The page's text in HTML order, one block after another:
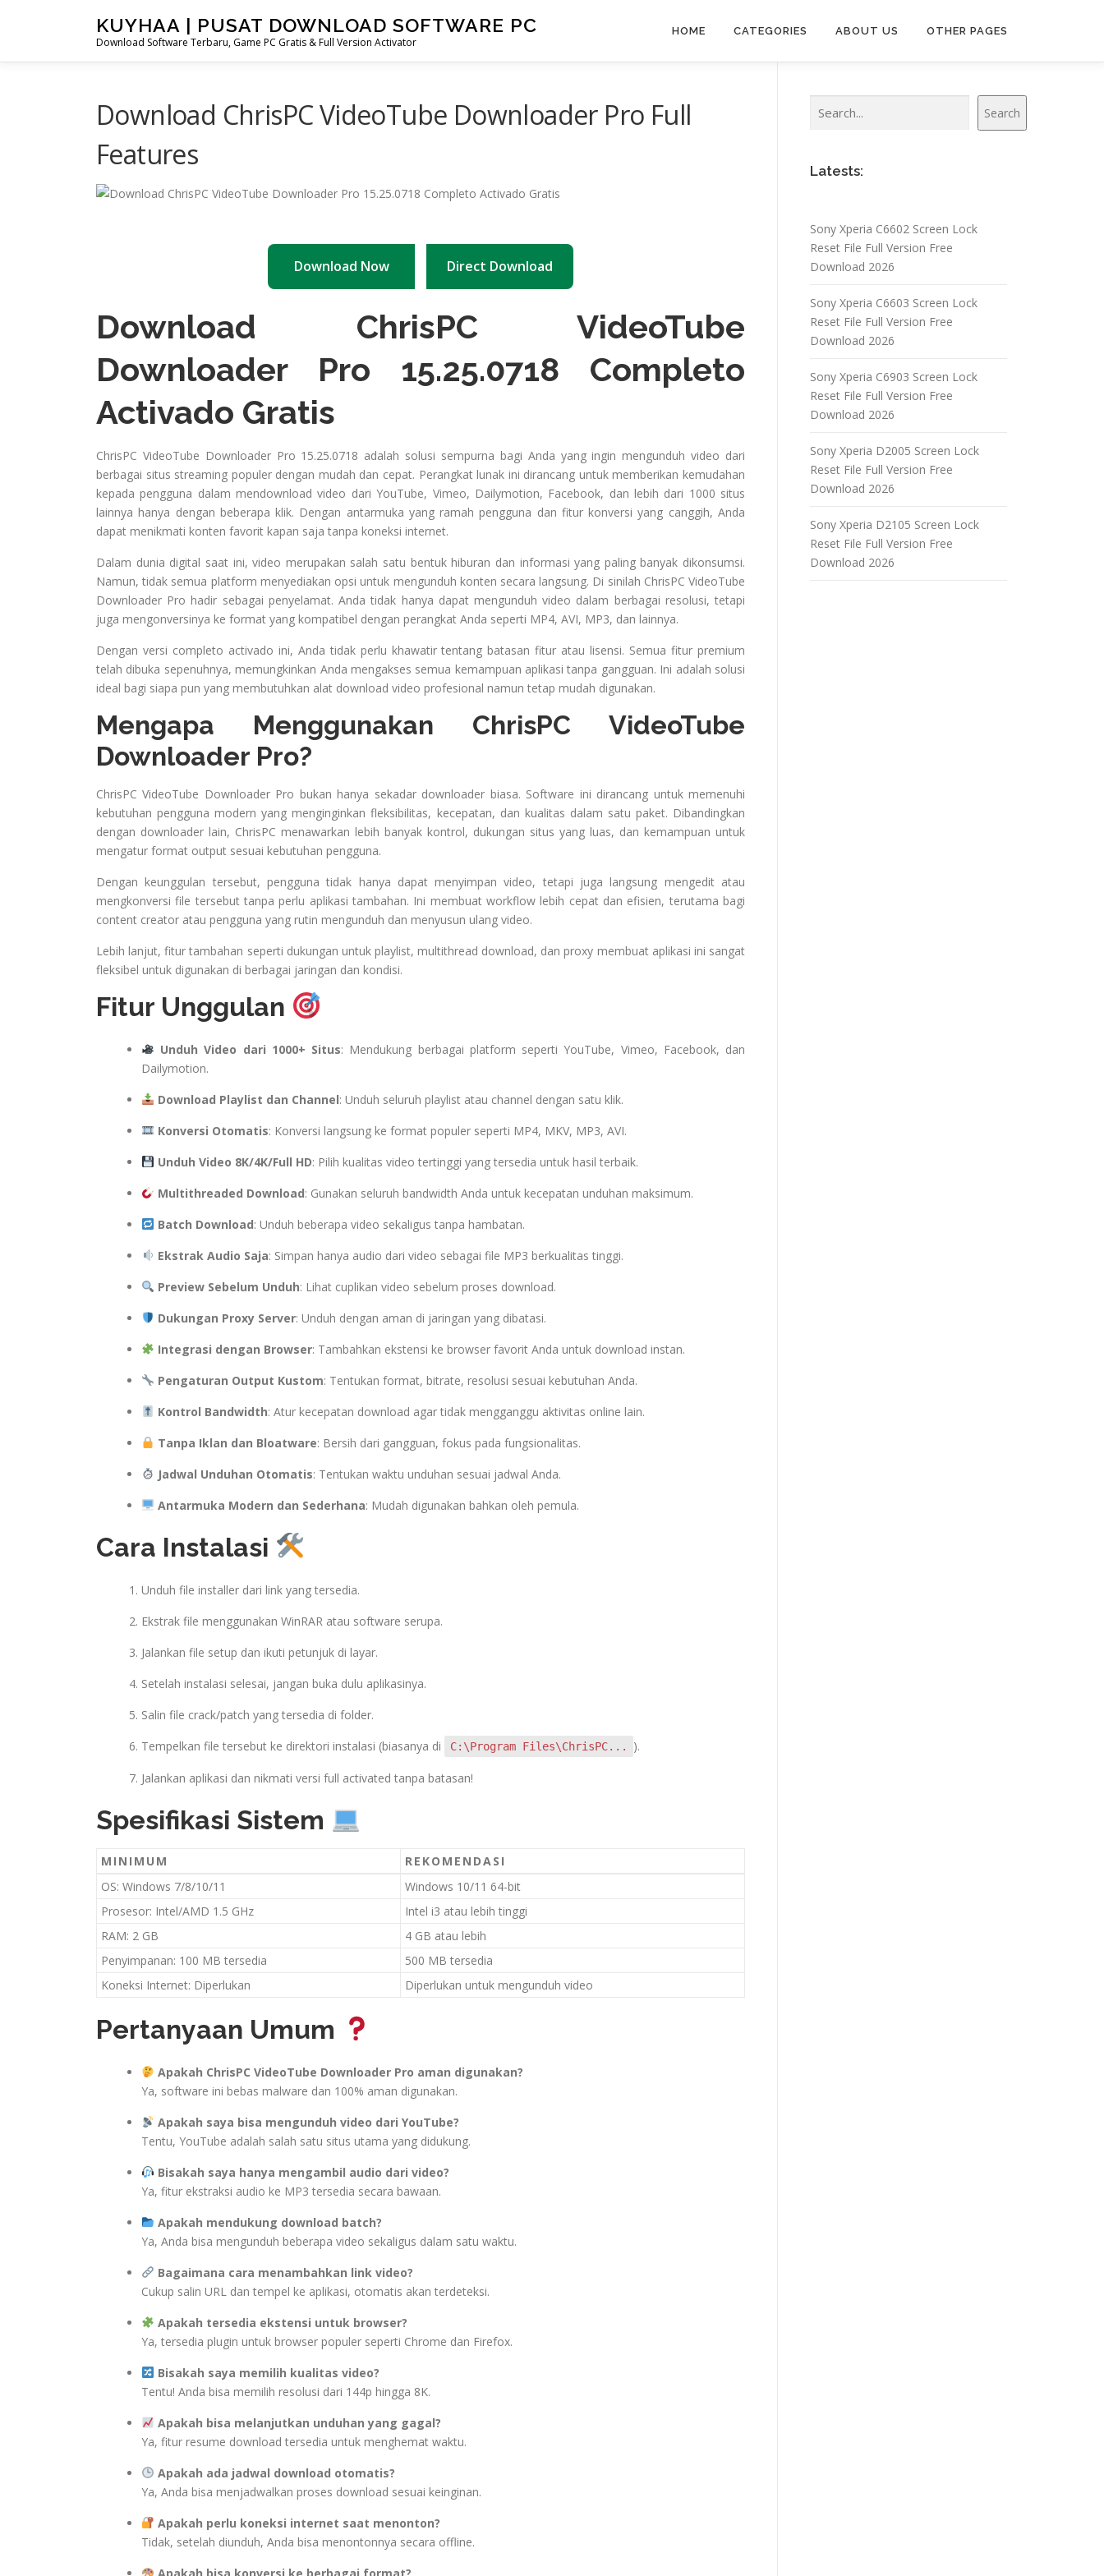
KUYHAA | PUSAT DOWNLOAD SOFTWARE PC
Download Software Terbaru, Game PC Gratis & Full Version Activator
HOME CATEGORIES ABOUT US OTHER PAGES
Download ChrisPC VideoTube Downloader Pro Full
Features
Download Now Direct Download
Download ChrisPC VideoTube
Downloader Pro 15.25.0718 Completo
Activado Gratis
ChrisPC VideoTube Downloader Pro 15.25.0718 adalah solusi sempurna bagi Anda yang ingin mengunduh video dari
berbagai situs streaming populer dengan mudah dan cepat. Perangkat lunak ini dirancang untuk memberikan kemudahan
kepada pengguna dalam mendownload video dari YouTube, Vimeo, Dailymotion, Facebook, dan lebih dari 1000 situs
lainnya hanya dengan beberapa klik. Dengan antarmuka yang ramah pengguna dan fitur konversi yang canggih, Anda
dapat menikmati konten favorit kapan saja tanpa koneksi internet.
Dalam dunia digital saat ini, video merupakan salah satu bentuk hiburan dan informasi yang paling banyak dikonsumsi.
Namun, tidak semua platform menyediakan opsi untuk mengunduh konten secara langsung. Di sinilah ChrisPC VideoTube
Downloader Pro hadir sebagai penyelamat. Anda tidak hanya dapat mengunduh video dalam berbagai resolusi, tetapi
juga mengonversinya ke format yang kompatibel dengan perangkat Anda seperti MP4, AVI, MP3, dan lainnya.
Dengan versi completo activado ini, Anda tidak perlu khawatir tentang batasan fitur atau lisensi. Semua fitur premium
telah dibuka sepenuhnya, memungkinkan Anda mengakses semua kemampuan aplikasi tanpa gangguan. Ini adalah solusi
ideal bagi siapa pun yang membutuhkan alat download video profesional namun tetap mudah digunakan.
Mengapa Menggunakan ChrisPC VideoTube
Downloader Pro?
ChrisPC VideoTube Downloader Pro bukan hanya sekadar downloader biasa. Software ini dirancang untuk memenuhi
kebutuhan pengguna modern yang menginginkan fleksibilitas, kecepatan, dan kualitas dalam satu paket. Dibandingkan
dengan downloader lain, ChrisPC menawarkan lebih banyak kontrol, dukungan situs yang luas, dan kemampuan untuk
mengatur format output sesuai kebutuhan pengguna.
Dengan keunggulan tersebut, pengguna tidak hanya dapat menyimpan video, tetapi juga langsung mengedit atau
mengkonversi file tersebut tanpa perlu aplikasi tambahan. Ini membuat workflow lebih cepat dan efisien, terutama bagi
content creator atau pengguna yang rutin mengunduh dan menyusun ulang video.
Lebih lanjut, fitur tambahan seperti dukungan untuk playlist, multithread download, dan proxy membuat aplikasi ini sangat
fleksibel untuk digunakan di berbagai jaringan dan kondisi.
Fitur Unggulan
Unduh Video dari 1000+ Situs: Mendukung berbagai platform seperti YouTube, Vimeo, Facebook, dan
Dailymotion.
Download Playlist dan Channel: Unduh seluruh playlist atau channel dengan satu klik.
Konversi Otomatis: Konversi langsung ke format populer seperti MP4, MKV, MP3, AVI.
Unduh Video 8K/4K/Full HD: Pilih kualitas video tertinggi yang tersedia untuk hasil terbaik.
Multithreaded Download: Gunakan seluruh bandwidth Anda untuk kecepatan unduhan maksimum.
Batch Download: Unduh beberapa video sekaligus tanpa hambatan.
Ekstrak Audio Saja: Simpan hanya audio dari video sebagai file MP3 berkualitas tinggi.
Preview Sebelum Unduh: Lihat cuplikan video sebelum proses download.
Dukungan Proxy Server: Unduh dengan aman di jaringan yang dibatasi.
Integrasi dengan Browser: Tambahkan ekstensi ke browser favorit Anda untuk download instan.
Pengaturan Output Kustom: Tentukan format, bitrate, resolusi sesuai kebutuhan Anda.
Kontrol Bandwidth: Atur kecepatan download agar tidak mengganggu aktivitas online lain.
Tanpa Iklan dan Bloatware: Bersih dari gangguan, fokus pada fungsionalitas.
Jadwal Unduhan Otomatis: Tentukan waktu unduhan sesuai jadwal Anda.
Antarmuka Modern dan Sederhana: Mudah digunakan bahkan oleh pemula.
Cara Instalasi
Unduh file installer dari link yang tersedia.
Ekstrak file menggunakan WinRAR atau software serupa.
Jalankan file setup dan ikuti petunjuk di layar.
Setelah instalasi selesai, jangan buka dulu aplikasinya.
Salin file crack/patch yang tersedia di folder.
Tempelkan file tersebut ke direktori instalasi (biasanya di
C:\Program Files\ChrisPC... ).
Jalankan aplikasi dan nikmati versi full activated tanpa batasan!
Spesifikasi Sistem
MINIMUM
REKOMENDASI
OS: Windows 7/8/10/11
Windows 10/11 64-bit
Prosesor: Intel/AMD 1.5 GHz
Intel i3 atau lebih tinggi
RAM: 2 GB
4 GB atau lebih
Penyimpanan: 100 MB tersedia
500 MB tersedia
Koneksi Internet: Diperlukan
Diperlukan untuk mengunduh video
Pertanyaan Umum
Apakah ChrisPC VideoTube Downloader Pro aman digunakan?
Ya, software ini bebas malware dan 100% aman digunakan.
Apakah saya bisa mengunduh video dari YouTube?
Tentu, YouTube adalah salah satu situs utama yang didukung.
Bisakah saya hanya mengambil audio dari video?
Ya, fitur ekstraksi audio ke MP3 tersedia secara bawaan.
Apakah mendukung download batch?
Ya, Anda bisa mengunduh beberapa video sekaligus dalam satu waktu.
Bagaimana cara menambahkan link video?
Cukup salin URL dan tempel ke aplikasi, otomatis akan terdeteksi.
Apakah tersedia ekstensi untuk browser?
Ya, tersedia plugin untuk browser populer seperti Chrome dan Firefox.
Bisakah saya memilih kualitas video?
Tentu! Anda bisa memilih resolusi dari 144p hingga 8K.
Apakah bisa melanjutkan unduhan yang gagal?
Ya, fitur resume download tersedia untuk menghemat waktu.
Apakah ada jadwal download otomatis?
Ya, Anda bisa menjadwalkan proses download sesuai keinginan.
Apakah perlu koneksi internet saat menonton?
Tidak, setelah diunduh, Anda bisa menontonnya secara offline.
Search
Latests:
Sony Xperia C6602 Screen Lock
Reset File Full Version Free
Download 2026
Sony Xperia C6603 Screen Lock
Reset File Full Version Free
Download 2026
Sony Xperia C6903 Screen Lock
Reset File Full Version Free
Download 2026
Sony Xperia D2005 Screen Lock
Reset File Full Version Free
Download 2026
Sony Xperia D2105 Screen Lock
Reset File Full Version Free
Download 2026